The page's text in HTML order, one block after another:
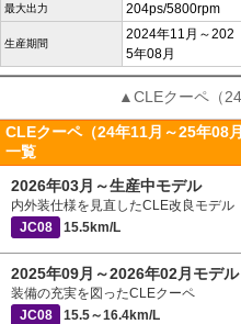
最大出力 204ps/5800rpm
生産期間
2024年11月～202
5年08月
▲CLEクーペ（
CLEクーペ（24年11月～25年08
一覧
2026年03月～生産中モデル
内外装仕様を見直したCLE改良モデル
JC08
15.5km/L
2025年09月～2026年02月モデル
装備の充実を図ったCLEクーペ
JC08
15.5～16.4km/L